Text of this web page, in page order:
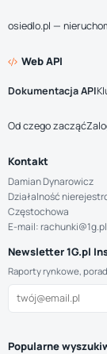
osiedlo.pl —
Web API
Dokumentacja API
Od czego zacząć
Kontakt
Damian Dynarowicz
Działalność
Częstochowa
E-mail: rachunki@1g.pl
Newsletter 1G.pl
Raporty rynkowe,
Popularne